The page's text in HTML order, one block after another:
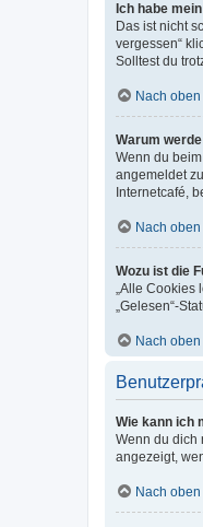
Ich habe
Das ist nicht
vergessen“
Solltest du
Nach oben
Warum
Wenn du
angemeldet
Internetcafé,
Nach oben
Wozu ist die
„Alle Cookies
„Gelesen“-
Nach oben
Wie kann ich
Wenn du dich
angezeigt,
Nach oben